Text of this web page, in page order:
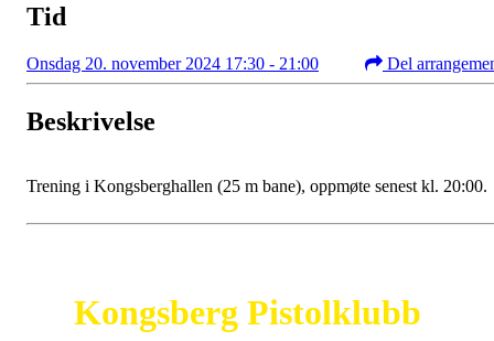
Tid
Onsdag 20. november 2024 17:30 - 21:00 Del
Beskrivelse
Trening i Kongsberghallen (25 m bane), oppmøte senest kl. 20:00.
Kongsberg Pistolklubb